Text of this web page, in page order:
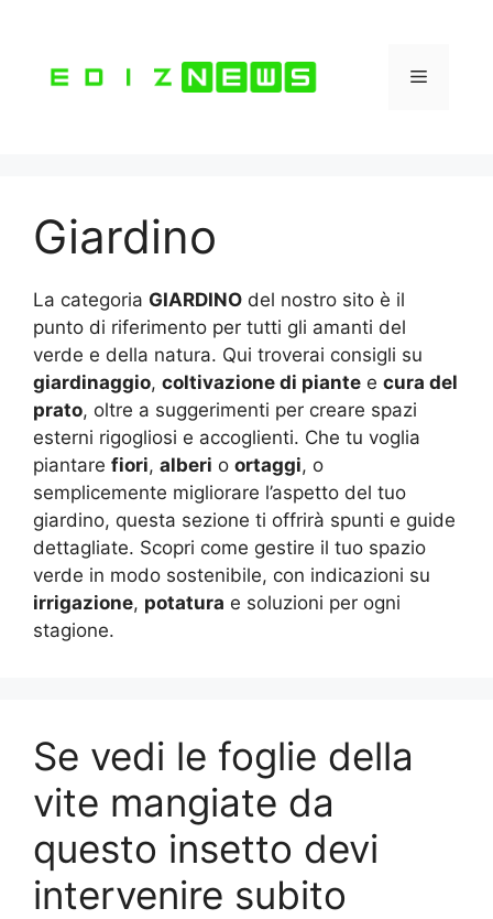
contenuto
Menu
Giardino
La categoria GIARDINO del nostro sito è il
punto di riferimento per tutti gli amanti del
verde e della natura. Qui troverai consigli su
giardinaggio, coltivazione di piante e cura del
prato, oltre a suggerimenti per creare spazi
esterni rigogliosi e accoglienti. Che tu voglia
piantare fiori, alberi o ortaggi, o
semplicemente migliorare l’aspetto del tuo
giardino, questa sezione ti offrirà spunti e guide
dettagliate. Scopri come gestire il tuo spazio
verde in modo sostenibile, con indicazioni su
irrigazione, potatura e soluzioni per ogni
stagione.
Se vedi le foglie della
vite mangiate da
questo insetto devi
intervenire subito